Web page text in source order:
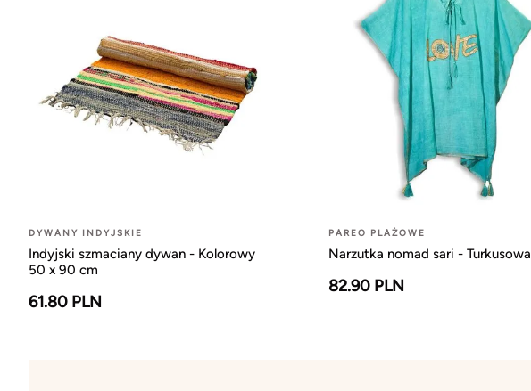
DYWANY INDYJSKIE
Indyjski szmaciany dywan - Kolorowy
50 x 90 cm
61.80 PLN
PAREO PLAŻOWE
Narzutka nomad sari - Turkusowa
82.90 PLN